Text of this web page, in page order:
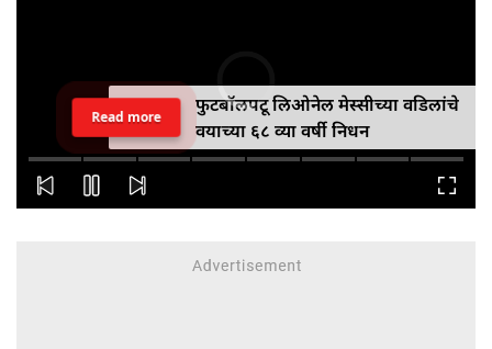
फुटबॉलपटू लिओनेल मेस्सीच्या वडिलांचे
Read more